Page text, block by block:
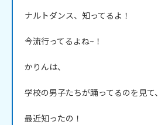
ナルトダンス、知ってるよ！
今流行ってるよね~！
かりんは、
学校の男子たちが踊ってるのを見て、
最近知ったの！